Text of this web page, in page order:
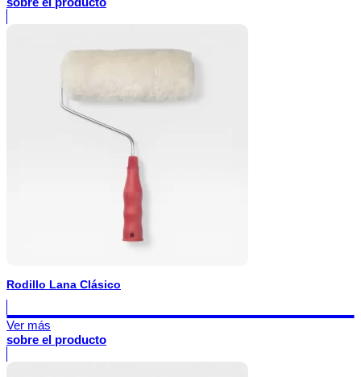
Rodillo Lana Clásico
Ver más
sobre el producto